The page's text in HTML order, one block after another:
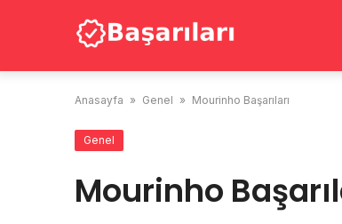
Anasayfa » Genel » Mourinho Başarıları
Genel
Mourinho